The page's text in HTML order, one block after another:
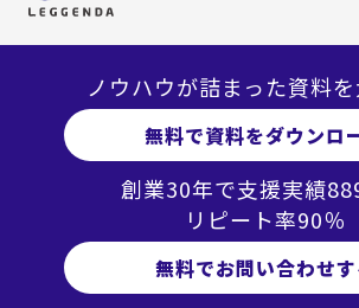
ノウハウが詰まった資料を
無料で資料をダウンロ
創業30年で支援実績889
リピート率90％
無料でお問い合わせす
いう会社は当時創業17年で
やYahoo!はものすごく大
も高いのに、まだあまり知
社だと。ただ、話を聞い
ニアはきわめて優秀だし
れている。しかも、クライ